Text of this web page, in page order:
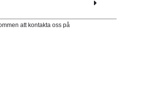
att kontakta oss på